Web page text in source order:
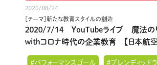
2020/08/24
［テーマ］新たな教育スタイルの創造
2020/7/14 YouTubeライブ 魔法の
withコロナ時代の企業教育 【日本航空
#パフォーマンスゴール #ブレンディッド